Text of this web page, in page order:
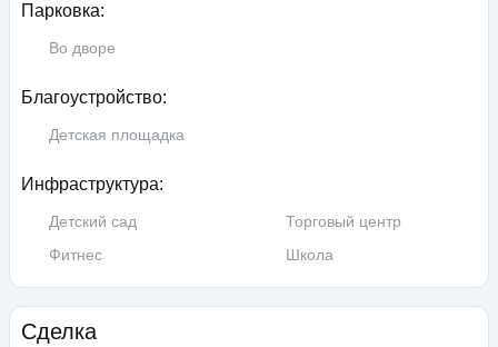
Парковка:
Во дворе
Благоустройство:
Детская площадка
Инфраструктура:
Детский сад
Торговый центр
Фитнес
Школа
Сделка